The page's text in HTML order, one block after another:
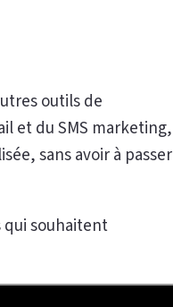
outils de
et du SMS marketing,
sans avoir à passer
qui souhaitent